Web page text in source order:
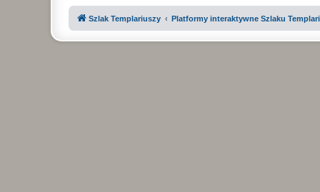
Szlak Templariuszy Platformy interaktywne Szlaku